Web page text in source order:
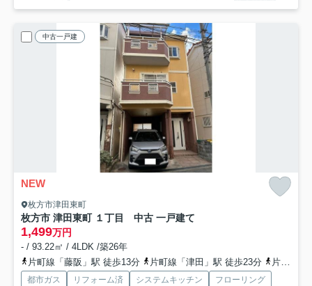
中古一戸建
NEW
枚方市津田東町
枚方市 津田東町 １丁目 中古 一戸建て
1,499万円
- / 93.22㎡ / 4LDK /築26年
片町線「藤阪」駅 徒歩13分
片町線「津田」駅 徒歩23分 片町線「長尾」駅 徒歩33分
都市ガス リフォーム済 システムキッチン
フローリング